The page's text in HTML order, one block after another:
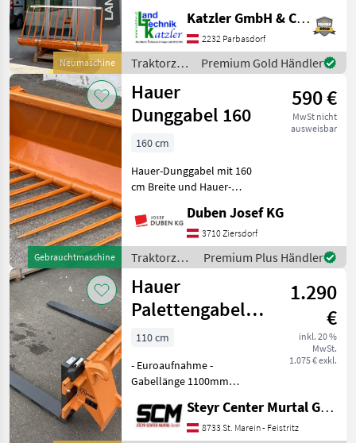
Neumaschine
SWE-B Aufnahme. Die
robuste Ausführung eignet
sich ideal zum Laden und
Transportieren von Mist, Sil
Katzler GmbH & Co.KG.
2232 Parbasdorf
Traktorzubehör
/ Hauer
Premium Gold Händler
Gebrauchtmaschine
Hauer
Dunggabel 160
590 €
MwSt nicht
ausweisbar
160 cm
Hauer-Dunggabel mit 160
cm Breite und Hauer-
Zinken. Unser
Verkaufsteam zeigt Ihnen
gerne persönlich die
angebotene Maschine.
Vereinbaren S
Duben Josef KG
3710 Ziersdorf
Traktorzubehör
/ Hauer
Premium Plus Händler
Hauer
Palettengabel
PG 1100mm
1.290
€
inkl. 20 %
MwSt.
1.075 € exkl.
110 cm
- Euroaufnahme -
Gabellänge 1100mm
Anbaugeräte
Steyr Center Murtal GmbH
8733 St. Marein - Feistritz